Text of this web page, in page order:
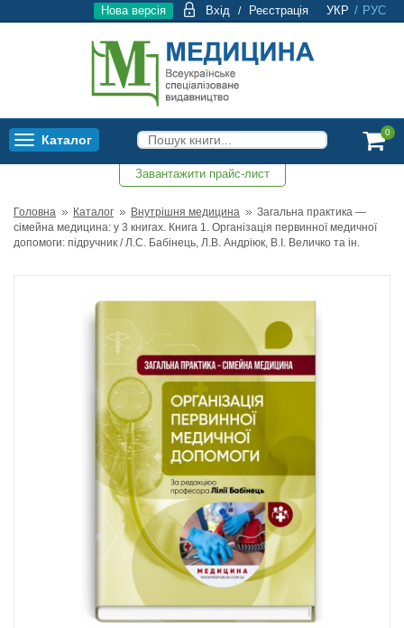
УКР / РУС
Вхід / Реєстрація
Нова версія
Toggle
Каталог
0
Завантажити прайс-лист
Головна Каталог Внутрішня медицина
Загальна практика —
сімейна медицина: у 3 книгах. Книга 1. Організація первинної медичної
допомоги: підручник / Л.С. Бабінець, Л.В. Андріюк, В.I. Величко та ін.
Топ продажів